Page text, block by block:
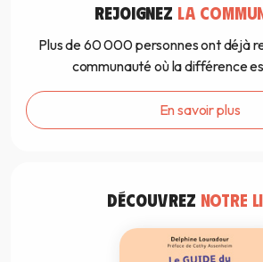
REJOIGNEZ LA
Plus de 60 000 personnes ont déjà
communauté où la différence
En savoir plus
DÉCOUVREZ NOTRE